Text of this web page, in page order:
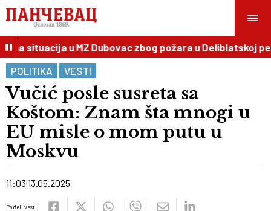
situacija u MZ Dubovac zbog požara u Deliblatskoj
POLITIKA
VESTI
Vučić posle susreta sa
Koštom: Znam šta mnogi u
EU misle o mom putu u
Moskvu
11:03 13.05.2025
Podeli vest: